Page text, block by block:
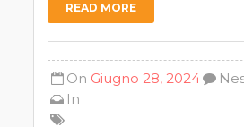
READ MORE
On Giugno 28, 2024
In